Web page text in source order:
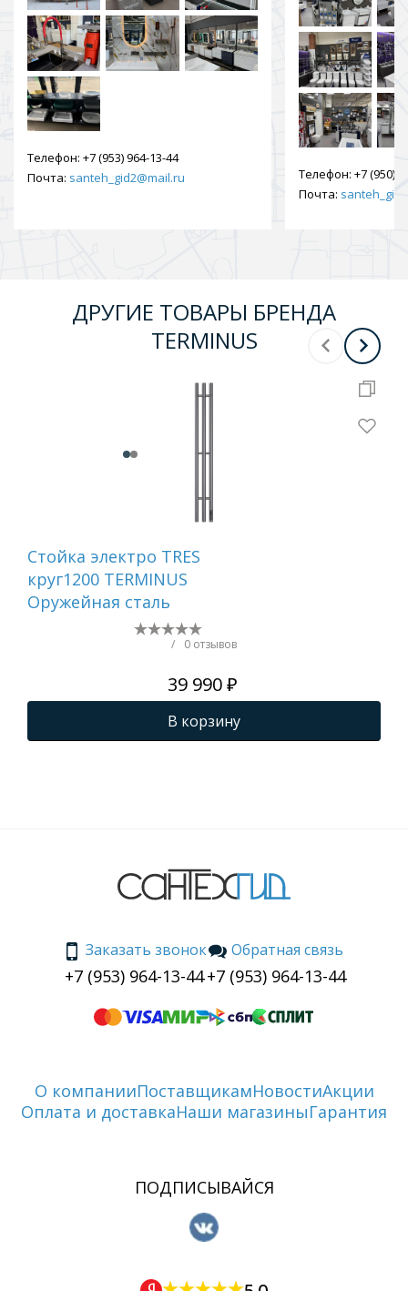
Телефон: +7 (953) 964-13-44
Почта: santeh_gid2@mail.ru Телефон: +7 (950)
Почта:
ДРУГИЕ ТОВАРЫ БРЕНДА
TERMINUS
Стойка электро TRES
круг1200 TERMINUS
Оружейная сталь
/ 0 отзывов
39 990 ₽
В корзину
Заказать звонок
+7 (953) 964-13-44
Обратная связь
+7 (953) 964-13-44
О компанииПоставщикамНовостиАкции
Оплата и доставкаНаши магазиныГарантия
ПОДПИСЫВАЙСЯ